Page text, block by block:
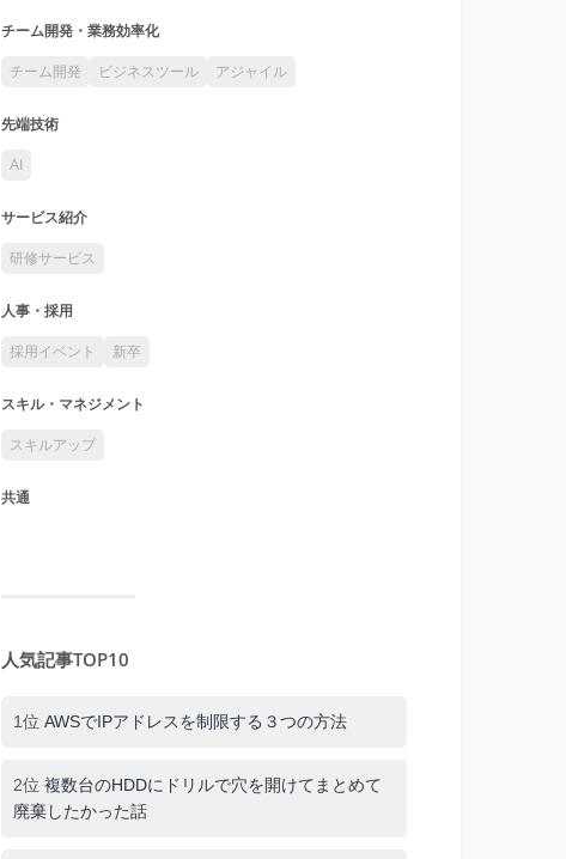
チーム開発・業務効率化
チーム開発 ビジネスツール アジャイル
先端技術
AI
サービス紹介
研修サービス
人事・採用
採用イベント 新卒
スキル・マネジメント
スキルアップ
共通
人気記事TOP10
1位 AWSでIPアドレスを制限する３つの方法
2位 複数台のHDDにドリルで穴を開けてまとめて
廃棄したかった話